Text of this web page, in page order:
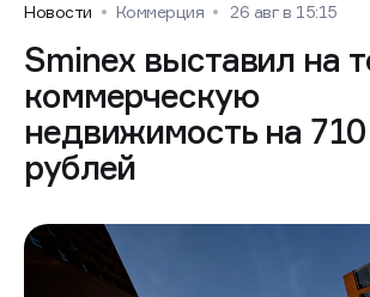
Новости Коммерция 26 авг в 15:15
Sminex выставил на
коммерческую
недвижимость на
рублей